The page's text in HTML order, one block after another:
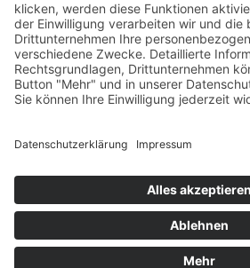
der sich auf die Fahne geschrieben
und preiswerteste Anbieter zu sein.
Wir sind ständig im Wachstum und
schätzen.
Kay-Lucas Kaniewski
YouTubeFacebook